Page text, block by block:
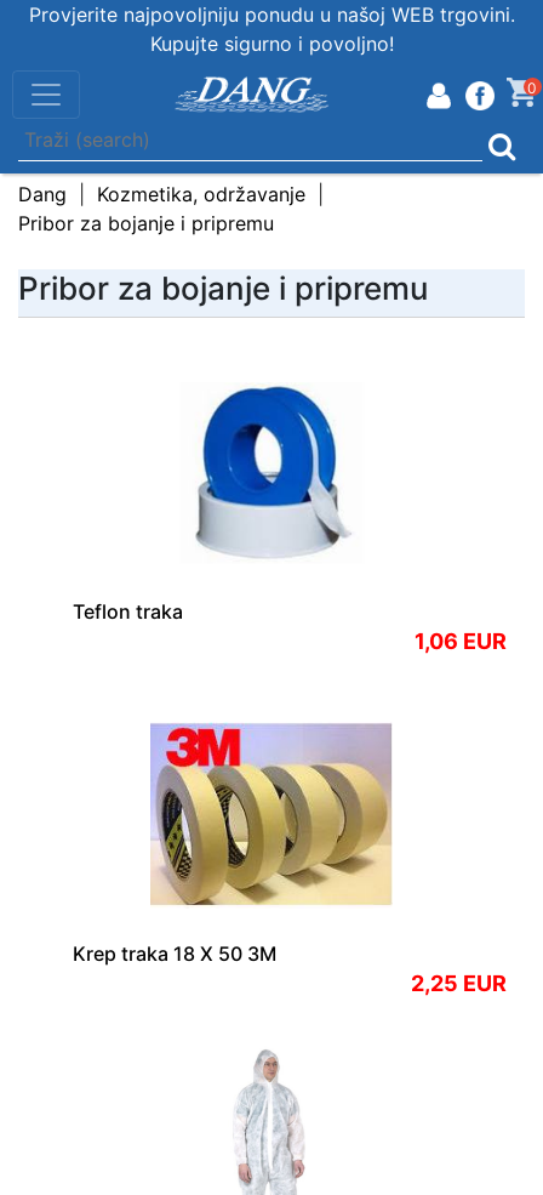
Provjerite najpovoljniju ponudu u našoj WEB trgovini.
Kupujte sigurno i povoljno!
0
Dang
Kozmetika, održavanje
Pribor za bojanje i pripremu
Pribor za bojanje i pripremu
Teflon traka
1,06 EUR
Krep traka 18 X 50 3M
2,25 EUR